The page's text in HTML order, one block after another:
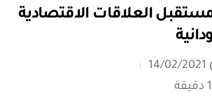
العلاقات الاقتصادية
14/02/